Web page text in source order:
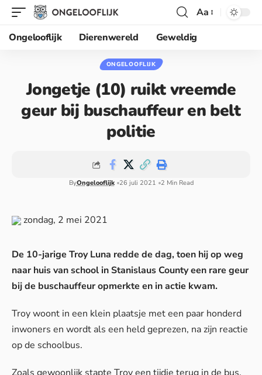
Aa
Ongelooflijk
Dierenwereld Geweldig
ONGELOOFLIJK
Jongetje (10) ruikt vreemde
geur bij buschauffeur en belt
politie
ByOngelooflijk 26 juli 2021 2 Min Read
zondag, 2 mei 2021
De 10-jarige Troy Luna redde de dag, toen hij op weg
naar huis van school in Stanislaus County een rare geur
bij de buschauffeur opmerkte en in actie kwam.
Troy woont in een klein plaatsje met een paar honderd
inwoners en wordt als een held geprezen, na zijn reactie
op de schoolbus.